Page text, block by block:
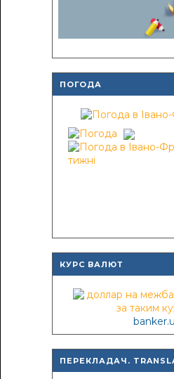
ПОГОДА
КУРС ВАЛЮТ
ПЕРЕКЛАДАЧ.